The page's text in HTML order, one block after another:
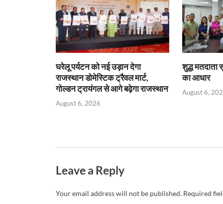
p k
dl
y
घरेलू पर्यटन को नई उड़ान देगा
राजस्थान डोमेस्टिक ट्रैवल मार्ट,
गोल्डन ट्रायंगल से आगे बढ़ेगा राजस्थान
August 6, 2026
शुद्ध
का आधार
August 6,
Leave a Reply
Your email address will not be published. Required